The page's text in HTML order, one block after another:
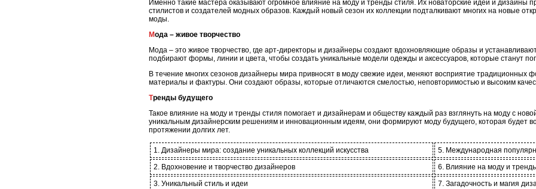
Именно такие мастера оказывают огромное влияние на моду и тренды стиля. Их новаторские идеи и дизайны
стилистов и создателей модных образов. Каждый новый сезон их коллекции подталкивают многих на новые
моды.
Мода – живое творчество
Мода – это живое творчество, где арт-директоры и дизайнеры создают вдохновляющие образы и
подбирают формы, линии и цвета, чтобы создать уникальные модели одежды и аксессуаров, которые станут
В течение многих сезонов дизайнеры мира привносят в моду свежие идеи, меняют восприятие традиционных
материалы и фактуры. Они создают образы, которые отличаются смелостью, неповторимостью и высоким
Тренды будущего
Такое влияние на моду и тренды стиля помогает и дизайнерам и обществу каждый раз взглянуть на моду с
уникальным дизайнерским решениям и инновационным идеям, они формируют моду будущего, которая будет
протяжении долгих лет.
1. Дизайнеры мира: создание уникальных коллекций искусства
5. Международная
2. Вдохновение и творчество дизайнеров
6. Влияние на моду и
3. Уникальный стиль и идеи
7. Загадочность и магия